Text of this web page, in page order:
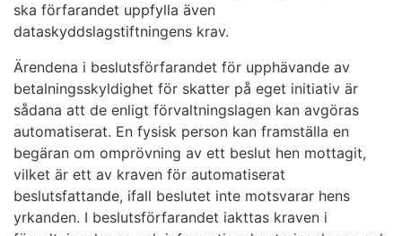
ska förfarandet uppfylla även
dataskyddslagstiftningens krav.
Ärendena i beslutsförfarandet för upphävande av
betalningsskyldighet för skatter på eget initiativ är
sådana att de enligt förvaltningslagen kan avgöras
automatiserat. En fysisk person kan framställa en
begäran om omprövning av ett beslut hen mottagit,
vilket är ett av kraven för automatiserat
beslutsfattande, ifall beslutet inte motsvarar hens
yrkanden. I beslutsförfarandet iakttas kraven i